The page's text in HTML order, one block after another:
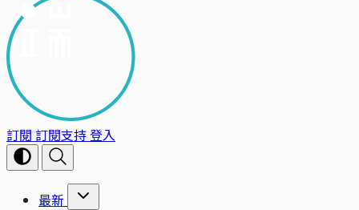
訂閱 訂閱支持登入
最新